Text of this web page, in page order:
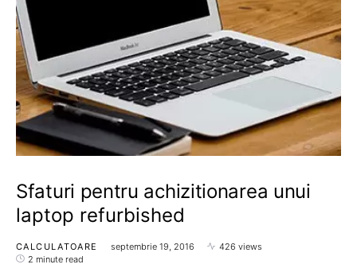
Sfaturi pentru achizitionarea unui
laptop refurbished
CALCULATOARE septembrie 19, 2016
426 views
2 minute read